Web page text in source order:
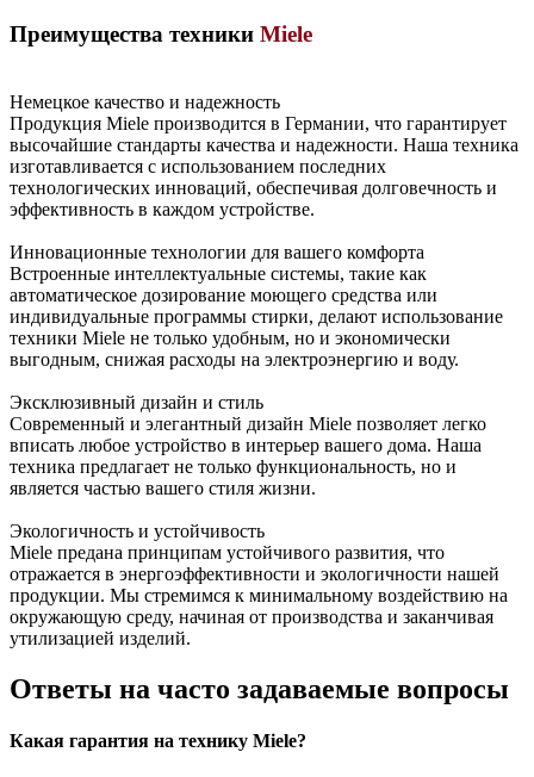
Преимущества техники Miele
Немецкое качество и надежность
Продукция Miele производится в Германии, что гарантирует
высочайшие стандарты качества и надежности. Наша техника
изготавливается с использованием последних
технологических инноваций, обеспечивая долговечность и
эффективность в каждом устройстве.
Инновационные технологии для вашего комфорта
Встроенные интеллектуальные системы, такие как
автоматическое дозирование моющего средства или
индивидуальные программы стирки, делают использование
техники Miele не только удобным, но и экономически
выгодным, снижая расходы на электроэнергию и воду.
Эксклюзивный дизайн и стиль
Современный и элегантный дизайн Miele позволяет легко
вписать любое устройство в интерьер вашего дома. Наша
техника предлагает не только функциональность, но и
является частью вашего стиля жизни.
Экологичность и устойчивость
Miele предана принципам устойчивого развития, что
отражается в энергоэффективности и экологичности нашей
продукции. Мы стремимся к минимальному воздействию на
окружающую среду, начиная от производства и заканчивая
утилизацией изделий.
Ответы на часто задаваемые вопросы
Какая гарантия на технику Miele?